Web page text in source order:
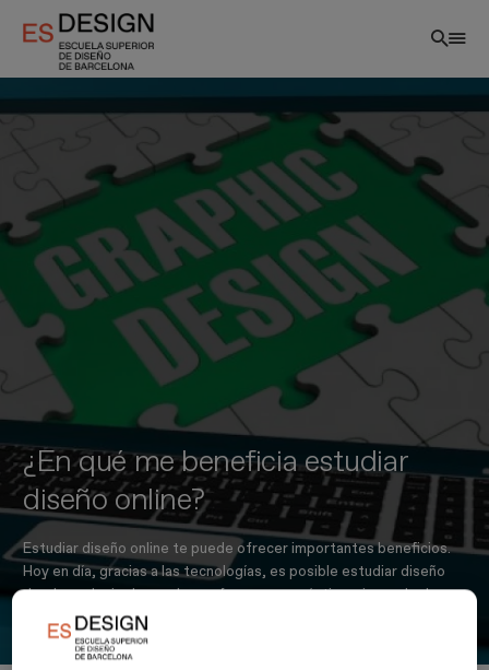
contenido
principal
¿En qué me beneficia estudiar
diseño online?
Estudiar diseño online te puede ofrecer importantes beneficios.
Hoy en día, gracias a las tecnologías, es posible estudiar diseño
desde cualquier lugar, de una forma muy práctica, sin perder la
oportunidad de adquirir toda la experiencia y conocimiento.